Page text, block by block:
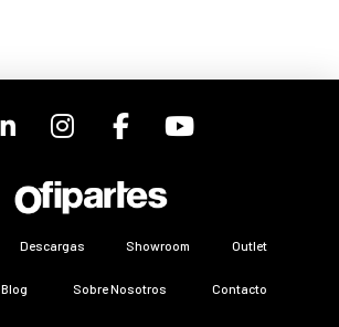
Descargas Showroom Outlet
Blog Sobre Nosotros Contacto